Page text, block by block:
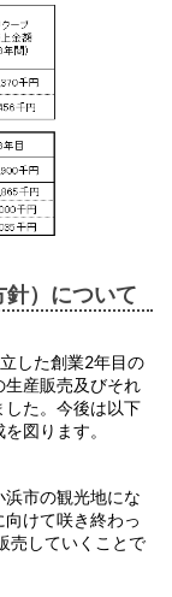
）について
した創業2年目の
産販売及びそれ
した。今後は以下
図ります。
市の観光地にな
けて咲き終わっ
売していくことで